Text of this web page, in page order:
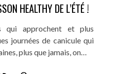
HEALTHY DE L’ÉTÉ !
qui approchent et plus
journées de canicule qui
plus que jamais, on…